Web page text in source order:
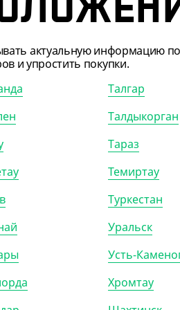
КОР (150)
актуальную информацию по
и упростить покупки.
Талгар
Талдыкорган
Тараз
Темиртау
Туркестан
Уральск
Усть-
Хромтау